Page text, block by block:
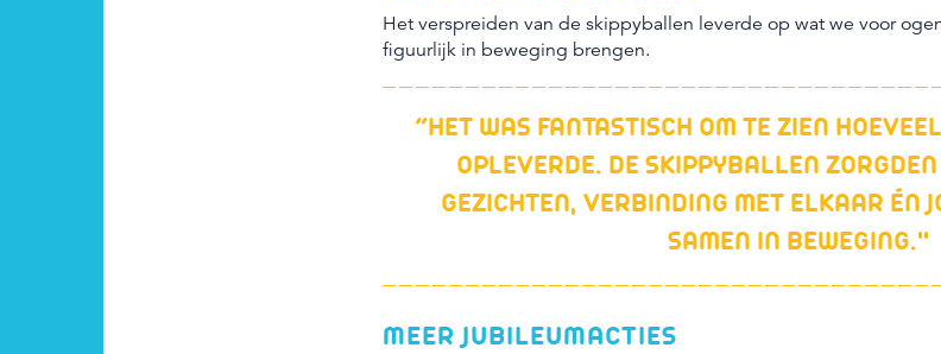
Het verspreiden van de skippyballen leverde op wat we voor
figuurlijk in beweging brengen.
“HET WAS FANTASTISCH OM TE ZIEN
OPLEVERDE. DE SKIPPYBALLEN
GEZICHTEN, VERBINDING MET ELKAAR ÉN
SAMEN IN BEWEGING.''
MEER JUBILEUMACTIES